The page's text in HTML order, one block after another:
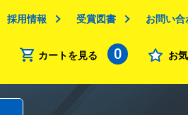
採用情報 受賞図書 お問い合
カートを見る 0 お